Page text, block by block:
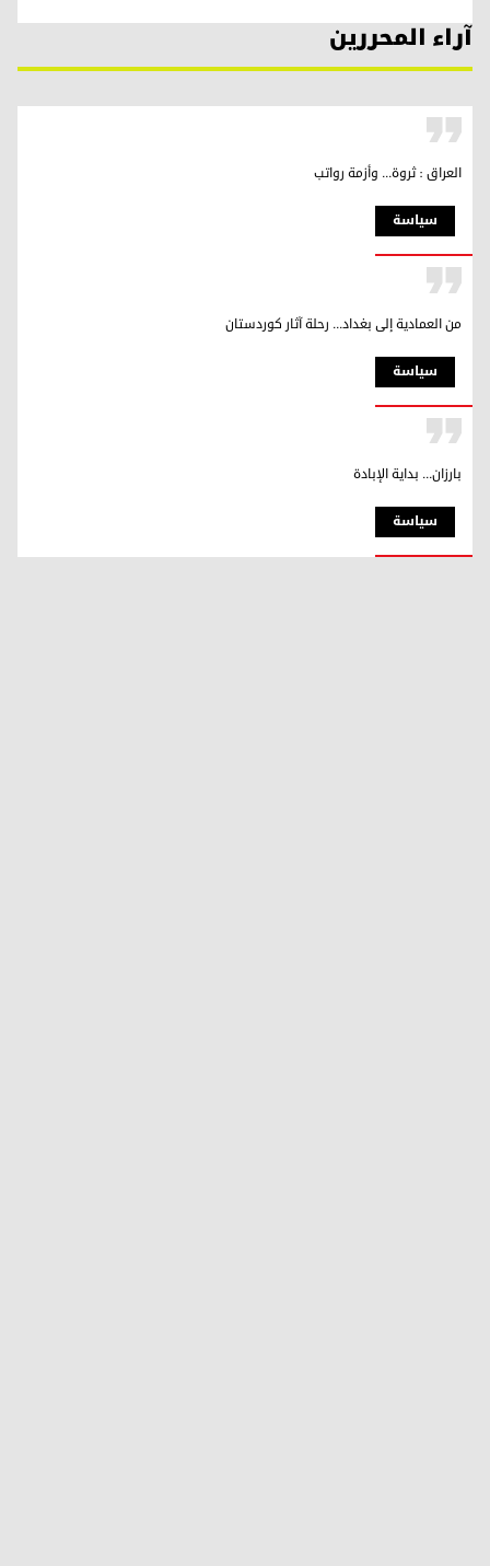
آراء المحررين
سیاسة
العراق : ثروة... وأزمة رواتب
سیاسة
من العمادية إلى بغداد... رحلة آثار كوردستان
سیاسة
بارزان... بداية الإبادة